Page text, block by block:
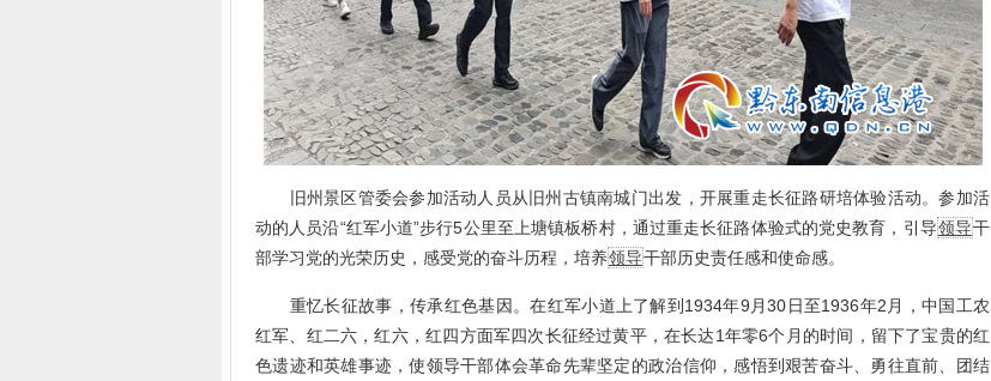
旧州景区管委会参加活动人员从旧州古镇南城门出发，开展重走长征路研培体验活动。参加活
动的人员沿“红军小道”步行5公里至上塘镇板桥村，通过重走长征路体验式的党史教育，引导领导干
部学习党的光荣历史，感受党的奋斗历程，培养领导干部历史责任感和使命感。
重忆长征故事，传承红色基因。在红军小道上了解到1934年9月30日至1936年2月，中国工农
红军、红二六，红六，红四方面军四次长征经过黄平，在长达1年零6个月的时间，留下了宝贵的红
色遗迹和英雄事迹，使领导干部体会革命先辈坚定的政治信仰，感悟到艰苦奋斗、勇往直前、团结